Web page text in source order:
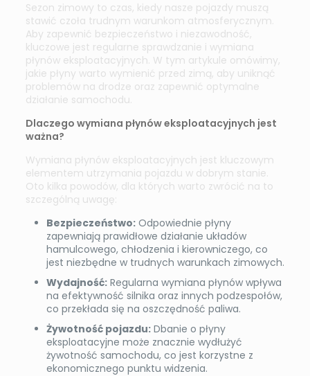
Sezon zimowy to czas, kiedy nasze pojazdy muszą
stawić czoła trudnym warunkom atmosferycznym.
Aby zapewnić bezpieczeństwo i niezawodność,
kluczowe jest regularne sprawdzanie i wymiana
płynów eksploatacyjnych. W tym artykule omówimy,
jakie płyny warto wymienić przed zimą, aby uniknąć
problemów na drodze oraz zapewnić optymalne
działanie samochodu.
Dlaczego wymiana płynów eksploatacyjnych jest
ważna?
Wymiana płynów eksploatacyjnych jest kluczowym
elementem utrzymania pojazdu w dobrym stanie.
Oto kilka powodów, dla których warto zwrócić na to
szczególną uwagę:
Bezpieczeństwo:Odpowiednie płyny
zapewniają prawidłowe działanie układów
hamulcowego, chłodzenia i kierowniczego, co
jest niezbędne w trudnych warunkach zimowych.
Wydajność:Regularna wymiana płynów wpływa
na efektywność silnika oraz innych podzespołów,
co przekłada się na oszczędność paliwa.
Żywotność pojazdu:Dbanie o płyny
eksploatacyjne może znacznie wydłużyć
żywotność samochodu, co jest korzystne z
ekonomicznego punktu widzenia.